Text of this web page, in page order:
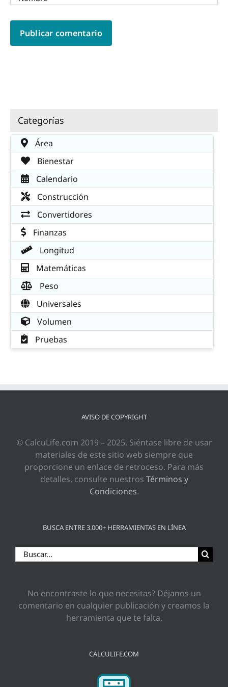
Categorías
Área
Bienestar
Calendario
Construcción
Convertidores
Finanzas
Longitud
Matemáticas
Peso
Universales
Volumen
Pruebas
AVISO DE COPYRIGHT
© CalcuLife.com 2019 – 2025. Siéntase libre de usar
materiales de este sitio web siempre que
proporcione un enlace de retroceso. Para más
detalles, consulte nuestros Términos y
Condiciones.
BUSCA ENTRE 3.000+ HERRAMIENTAS EN LÍNEA
Buscar:
No encontraste lo que necesitas? Déjanos un
comentario en cualquier publicación y creamos la
herramienta que te falta.
CALCULIFE.COM